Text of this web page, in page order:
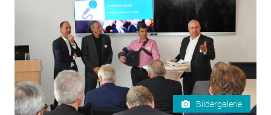
Bildergalerie